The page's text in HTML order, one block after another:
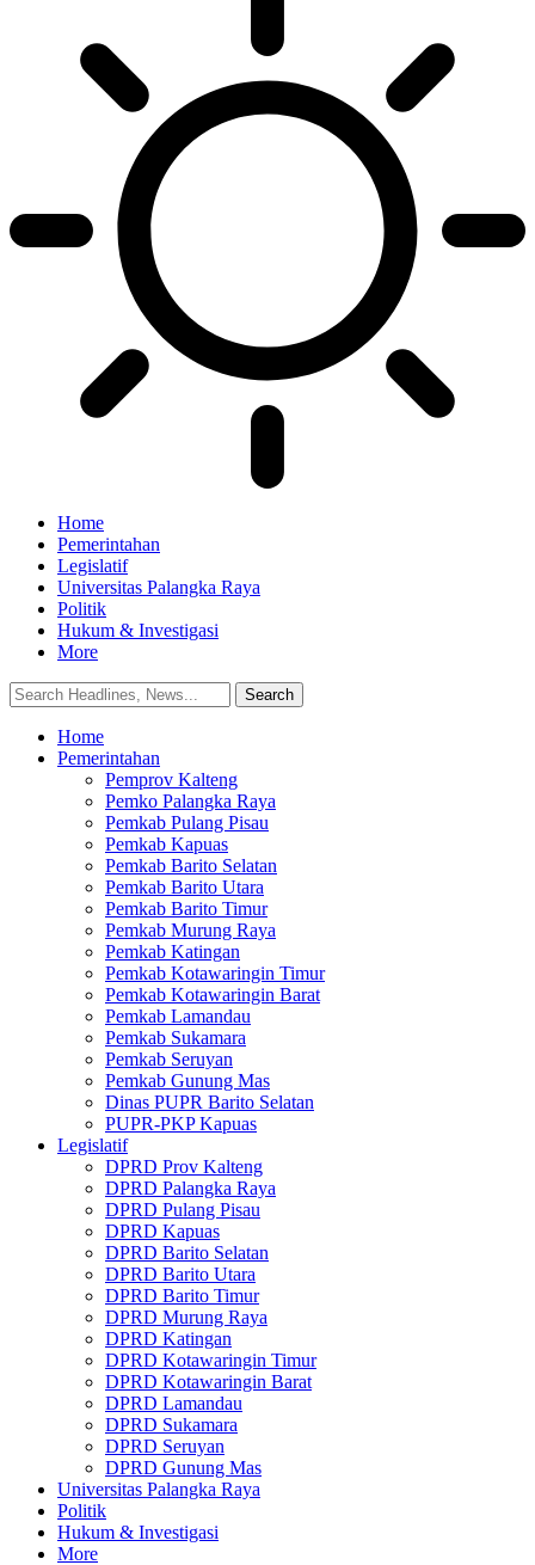
Home
Pemerintahan
Legislatif
Universitas Palangka Raya
Politik
Hukum & Investigasi
More
Home
Pemerintahan
Pemprov Kalteng
Pemko Palangka Raya
Pemkab Pulang Pisau
Pemkab Kapuas
Pemkab Barito Selatan
Pemkab Barito Utara
Pemkab Barito Timur
Pemkab Murung Raya
Pemkab Katingan
Pemkab Kotawaringin Timur
Pemkab Kotawaringin Barat
Pemkab Lamandau
Pemkab Sukamara
Pemkab Seruyan
Pemkab Gunung Mas
Dinas PUPR Barito Selatan
PUPR-PKP Kapuas
Legislatif
DPRD Prov Kalteng
DPRD Palangka Raya
DPRD Pulang Pisau
DPRD Kapuas
DPRD Barito Selatan
DPRD Barito Utara
DPRD Barito Timur
DPRD Murung Raya
DPRD Katingan
DPRD Kotawaringin Timur
DPRD Kotawaringin Barat
DPRD Lamandau
DPRD Sukamara
DPRD Seruyan
DPRD Gunung Mas
Universitas Palangka Raya
Politik
Hukum & Investigasi
More